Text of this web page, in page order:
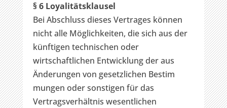
§ 6 Loyalitätsklausel
Bei Abschluss dieses Vertrages können
nicht alle Möglichkeiten, die sich aus der
künftigen technischen oder
wirtschaftlichen Entwicklung der aus
Änderungen von gesetzlichen Bestim
mungen oder sonstigen für das
Vertragsverhältnis wesentlichen